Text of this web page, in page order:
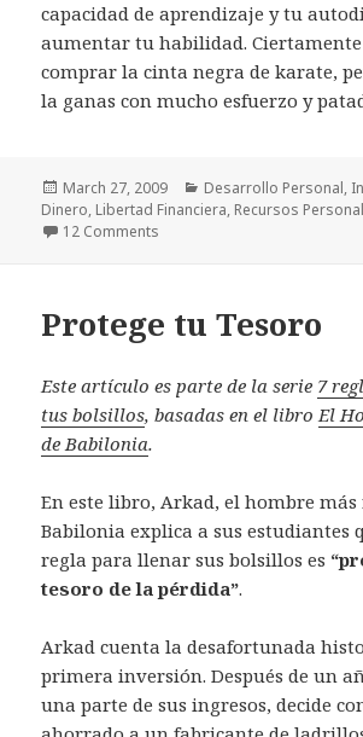
capacidad de aprendizaje y tu
aumentar tu habilidad. Ciertamente
comprar la cinta negra de karate,
la ganas con mucho esfuerzo y
Posted
on
March 27, 2009 Categories
Desarrollo Personal,
Dinero, Libertad Financiera, Recursos
12 Comments
Protege tu Tesoro
Este artículo es parte de la serie 7
tus bolsillos, basadas en el libro El
de Babilonia.
En este libro, Arkad, el hombre más
Babilonia explica a sus estudiantes
regla para llenar sus bolsillos es
tesoro de la pérdida”.
Arkad cuenta la desafortunada
primera inversión. Después de un
una parte de sus ingresos, decide